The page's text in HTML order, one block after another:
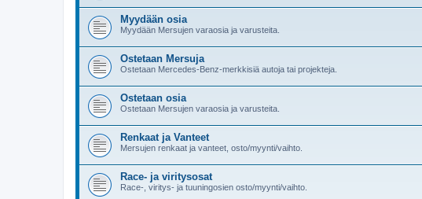
Myydään osia
Myydään Mersujen varaosia ja varusteita.
Ostetaan Mersuja
Ostetaan Mercedes-Benz-merkkisiä autoja tai projekteja.
Ostetaan osia
Ostetaan Mersujen varaosia ja varusteita.
Renkaat ja Vanteet
Mersujen renkaat ja vanteet, osto/myynti/vaihto.
Race- ja viritysosat
Race-, viritys- ja tuuningosien osto/myynti/vaihto.